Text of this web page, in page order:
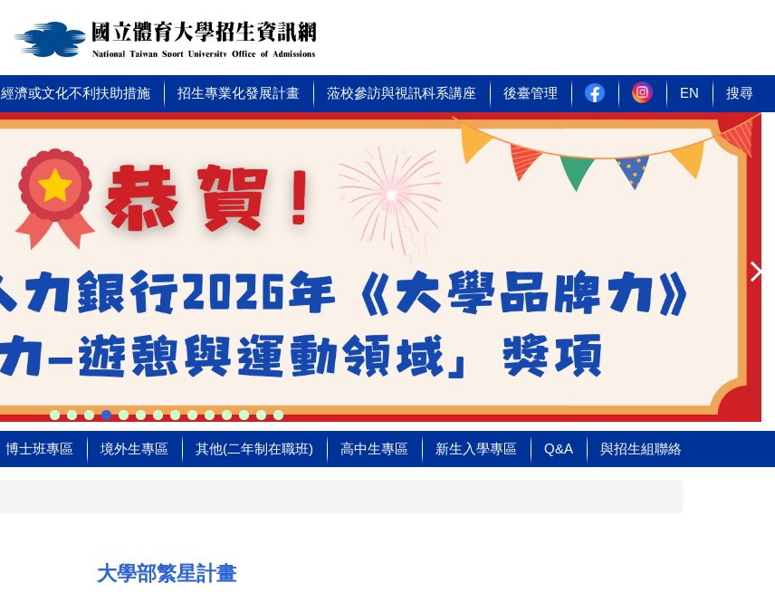
經濟或文化不利扶助措施 招生專業化發展計畫 蒞校參訪與視訊科系講座 後臺管理 EN 搜尋
博士班專區 境外生專區 其他(二年制在職班) 高中生專區 新生入學專區 Q&A 與招生組聯絡
大學部繁星計畫